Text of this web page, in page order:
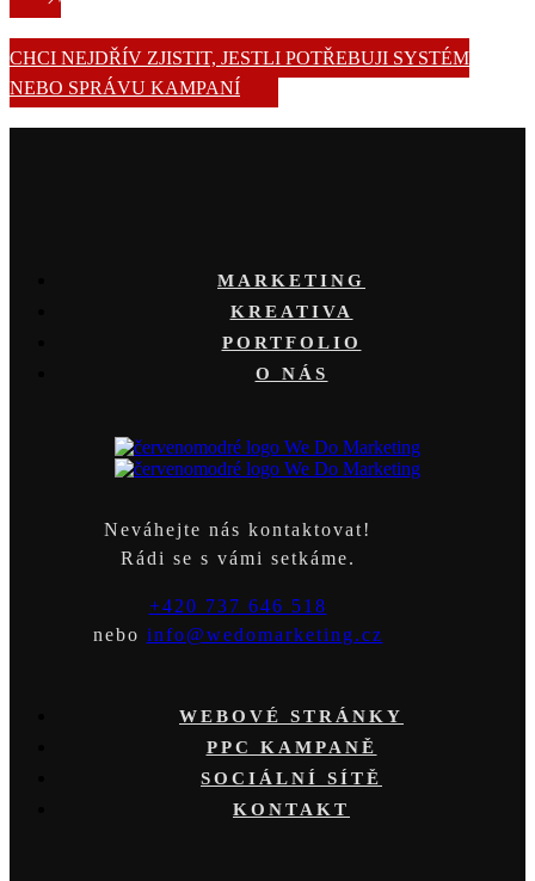
CHCI NEJDŘÍV ZJISTIT, JESTLI POTŘEBUJI SYSTÉM
NEBO SPRÁVU KAMPANÍ
MARKETING
KREATIVA
PORTFOLIO
O NÁS
Neváhejte nás kontaktovat!
Rádi se s vámi setkáme.
+420 737 646 518
nebo info@wedomarketing.cz
WEBOVÉ STRÁNKY
PPC KAMPANĚ
SOCIÁLNÍ SÍTĚ
KONTAKT